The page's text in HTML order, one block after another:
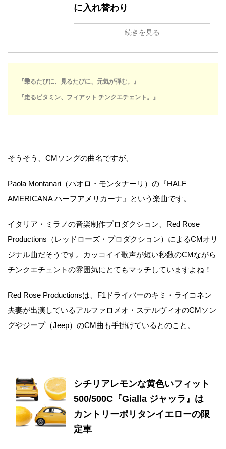
に入れ替わり
続きを見る
『乗るたびに、見るたびに、元気が弾む。』
『走るビタミン、フィアット チンクエチェント。』
そうそう、CMソングの曲名ですが、
Paola Montanari（パオロ・モンタナーリ）の『HALF
AMERICANA ハーフアメリカーナ』という楽曲です。
イタリア・ミラノの音楽制作プロダクション、Red Rose
Productions（レッドローズ・プロダクション）によるCMオリ
ジナル曲だそうです。カッコイイ歌声が短い秒数のCMながら
チンクエチェントの雰囲気にとてもマッチしていますよね！
Red Rose Productionsは、F1ドライバーのキミ・ライコネン
夫妻が出演しているアルファロメオ・ステルヴィオのCMソン
グやジープ（Jeep）のCM曲も手掛けているとのこと。
シチリアレモンな黄色いフィット
500/500C『Gialla ジャッラ』は
カントリーポリタンイエローの限
定車